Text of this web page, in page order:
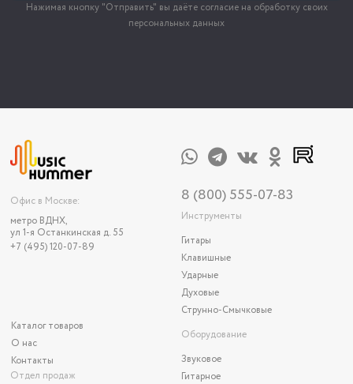
Нажимая кнопку "Отправить" вы даёте согласие на обработку своих
персональных данных
Офис в Москве:
метро ВДНХ,
ул 1-я Останкинская д. 55
+7 (495) 120-07-89
Каталог товаров
О нас
Контакты
Отдел продаж
8 (800) 555-07-83
Инструменты
Гитары
Клавишные
Ударные
Духовые
Струнно-Смычковые
Оборудование
Звуковое
Гитарное